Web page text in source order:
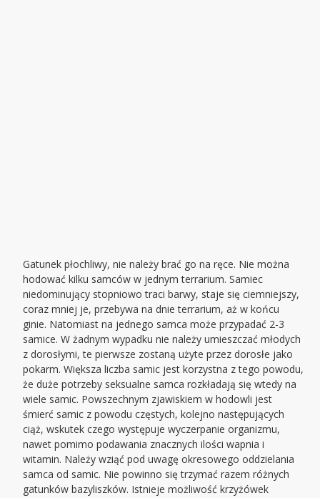
Gatunek płochliwy, nie należy brać go na ręce. Nie można
hodować kilku samców w jednym terrarium. Samiec
niedominujący stopniowo traci barwy, staje się ciemniejszy,
coraz mniej je, przebywa na dnie terrarium, aż w końcu
ginie. Natomiast na jednego samca może przypadać 2-3
samice. W żadnym wypadku nie należy umieszczać młodych
z dorosłymi, te pierwsze zostaną użyte przez dorosłe jako
pokarm. Większa liczba samic jest korzystna z tego powodu,
że duże potrzeby seksualne samca rozkładają się wtedy na
wiele samic. Powszechnym zjawiskiem w hodowli jest
śmierć samic z powodu częstych, kolejno następujących
ciąż, wskutek czego występuje wyczerpanie organizmu,
nawet pomimo podawania znacznych ilości wapnia i
witamin. Należy wziąć pod uwagę okresowego oddzielania
samca od samic. Nie powinno się trzymać razem różnych
gatunków bazyliszków. Istnieje możliwość krzyżówek